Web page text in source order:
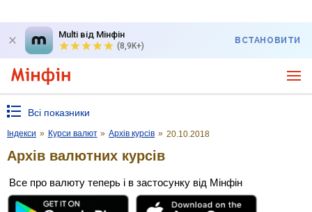
Multi від Мінфін
(8,9K+)
ВСТАНОВИТИ
Всі показники
Індекси » Курси валют » Архів курсів » 20.10.2018
Архів валютних курсів
Все про валюту теперь і в застосунку від Мінфін